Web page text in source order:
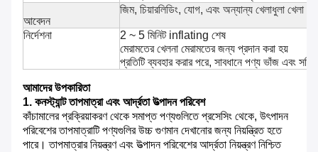
আবেদন
জিম, চিয়ারলিডিং, যোগ, এবং অন্যান্য খেলাধুলা খেলা
নির্দেশনা
2 ~ 5 মিনিট inflating শেষ
মেরামতের খেলনা মেরামতের জন্য প্রদান করা হয়
প্রতিটি ব্যবহার করার পরে, সাবধানে পণ্য ভাঁজ এবং
আমাদের উপকারিতা
1. কনস্ট্যান্ট তাপমাত্রা এবং আর্দ্রতা উত্পাদন পরিবেশ
কাঁচামালের প্রক্রিয়াকরণ থেকে সমাপ্ত পণ্যগুলিতে প্রসেসিং থেকে, উৎপাদন
পরিবেশের তাপমাত্রাটি পণ্যগুলির উচ্চ গুণমান দেখানোর জন্য নিয়ন্ত্রিত হতে
পারে। তাপমাত্রার নিয়ন্ত্রণ এবং উত্পাদন পরিবেশের আর্দ্রতা নিয়ন্ত্রণ নিশ্চিত